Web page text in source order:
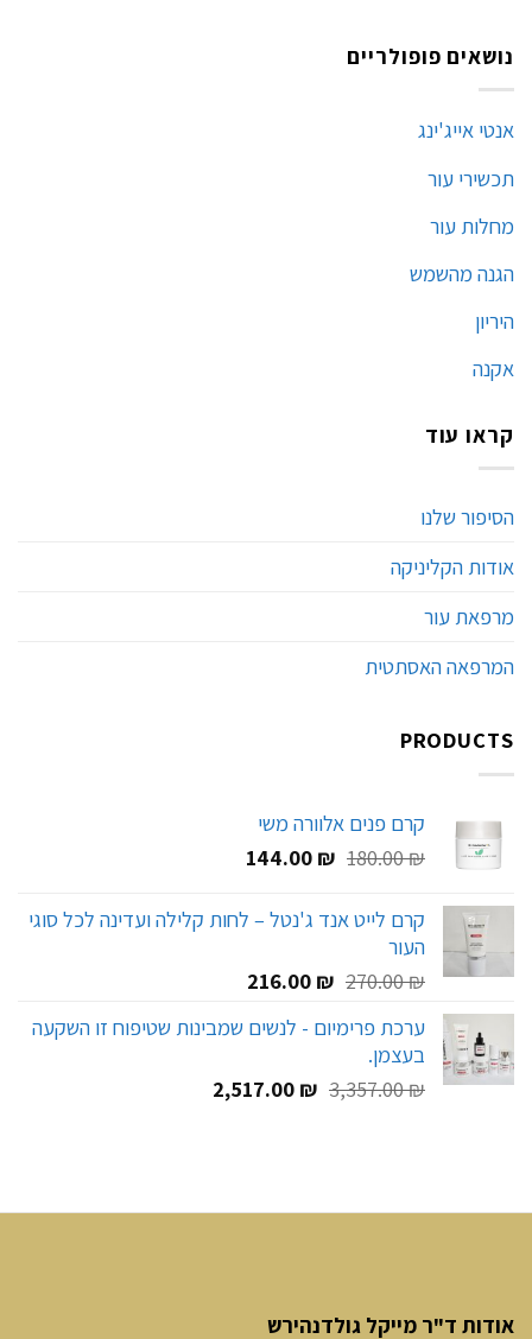
נושאים פופולריים
אנטי אייג'ינג
תכשירי עור
מחלות עור
הגנה מהשמש
היריון
אקנה
קראו עוד
הסיפור שלנו
אודות הקליניקה
מרפאת עור
המרפאה האסתטית
PRODUCTS
קרם פנים אלוורה משי
180.00₪
המחיר
היה:
144.00 ₪
המחיר
הוא:
144.00 ₪.
קרם לייט אנד ג'נטל – לחות קלילה ועדינה לכל סוגי
העור
270.00₪
המחיר
היה:
216.00 ₪
המחיר
הוא:
ערכת פרימיום - לנשים שמבינות שטיפוח זו השקעה
בעצמן.
3,357.00₪
המחיר2,517.00 ₪
המחיר
אודות ד"ר מייקל גולדנהירש